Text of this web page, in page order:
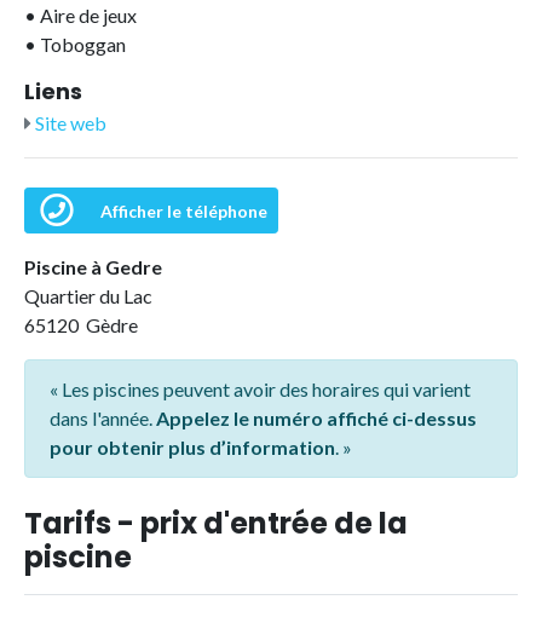
• Aire de jeux
• Toboggan
Liens
Site web
Afficher le téléphone
Piscine à Gedre
Quartier du Lac
65120 Gèdre
« Les piscines peuvent avoir des horaires qui varient
dans l'année.Appelez le numéro affiché ci-dessus
pour obtenir plus d’information. »
Tarifs - prix d'entrée de la
piscine